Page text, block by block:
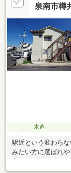
泉南市樽
木造
駅近という変わら
みたい方に選ばれ